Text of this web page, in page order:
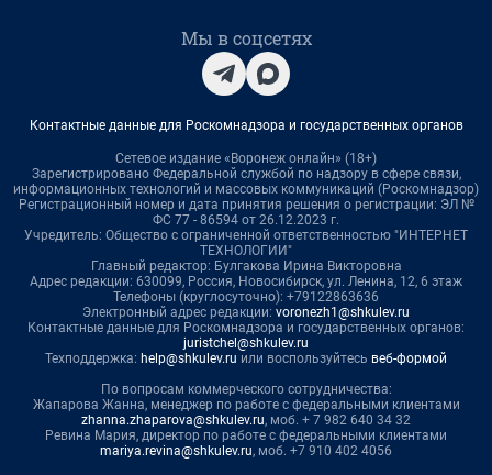
Мы в соцсетях
Контактные данные для Роскомнадзора и государственных органов
Сетевое издание «Воронеж онлайн» (18+)
Зарегистрировано Федеральной службой по надзору в сфере связи,
информационных технологий и массовых коммуникаций (Роскомнадзор)
Регистрационный номер и дата принятия решения о регистрации: ЭЛ №
ФС 77 - 86594 от 26.12.2023 г.
Учредитель: Общество с ограниченной ответственностью "ИНТЕРНЕТ
ТЕХНОЛОГИИ"
Главный редактор: Булгакова Ирина Викторовна
Адрес редакции: 630099, Россия, Новосибирск, ул. Ленина, 12, 6 этаж
Телефоны (круглосуточно): +79122863636
Электронный адрес редакции: voronezh1@shkulev.ru
Контактные данные для Роскомнадзора и государственных органов:
juristchel@shkulev.ru
Техподдержка: help@shkulev.ru или воспользуйтесь веб-формой
По вопросам коммерческого сотрудничества:
Жапарова Жанна, менеджер по работе с федеральными клиентами
zhanna.zhaparova@shkulev.ru, моб. + 7 982 640 34 32
Ревина Мария, директор по работе с федеральными клиентами
mariya.revina@shkulev.ru, моб. +7 910 402 4056